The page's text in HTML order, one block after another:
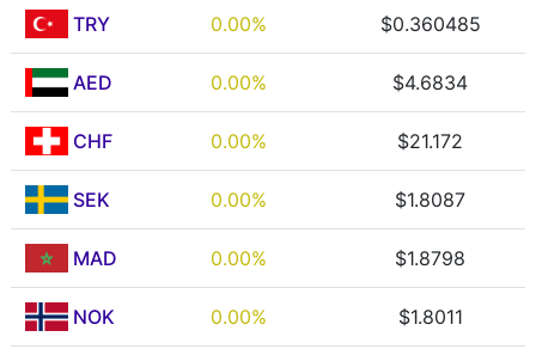
TRY 0.00% $0.360485
AED 0.00% $4.6834
CHF 0.00% $21.172
SEK 0.00% $1.8087
MAD 0.00% $1.8798
NOK 0.00% $1.8011